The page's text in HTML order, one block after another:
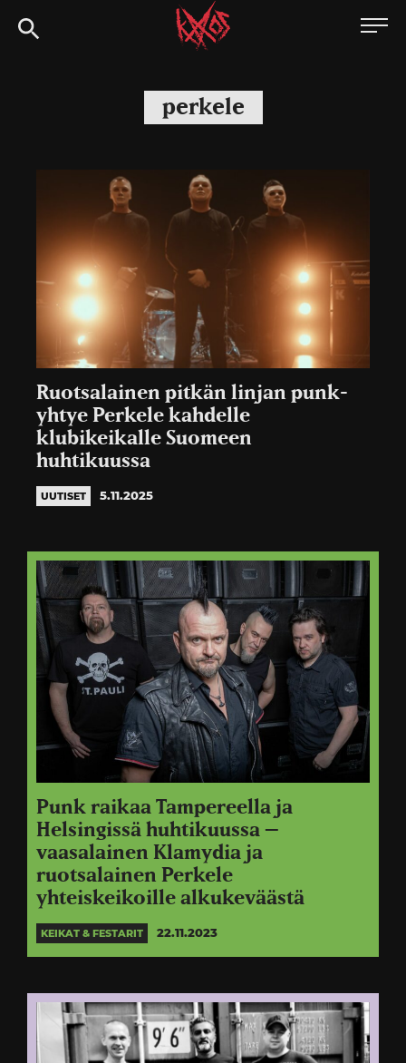
Siirry
suoraan
Kaaoszine
perkele
Ruotsalainen pitkän linjan punk-
yhtye Perkele kahdelle
klubikeikalle Suomeen
huhtikuussa
UUTISET 5.11.2025
Punk raikaa Tampereella ja
Helsingissä huhtikuussa –
vaasalainen Klamydia ja
ruotsalainen Perkele
yhteiskeikoille alkukeväästä
KEIKAT & FESTARIT 22.11.2023